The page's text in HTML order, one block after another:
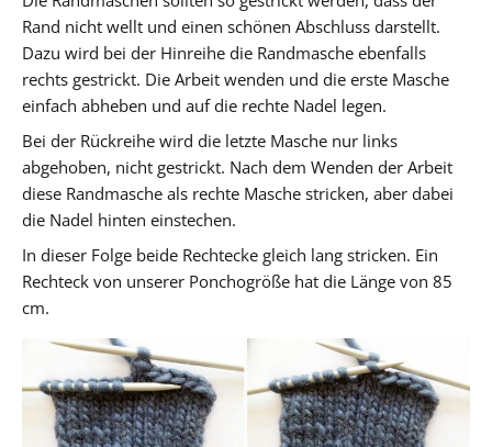
Rand nicht wellt und einen schönen Abschluss darstellt.
Dazu wird bei der Hinreihe die Randmasche ebenfalls
rechts gestrickt. Die Arbeit wenden und die erste Masche
einfach abheben und auf die rechte Nadel legen.
Bei der Rückreihe wird die letzte Masche nur links
abgehoben, nicht gestrickt. Nach dem Wenden der Arbeit
diese Randmasche als rechte Masche stricken, aber dabei
die Nadel hinten einstechen.
In dieser Folge beide Rechtecke gleich lang stricken. Ein
Rechteck von unserer Ponchogröße hat die Länge von 85
cm.